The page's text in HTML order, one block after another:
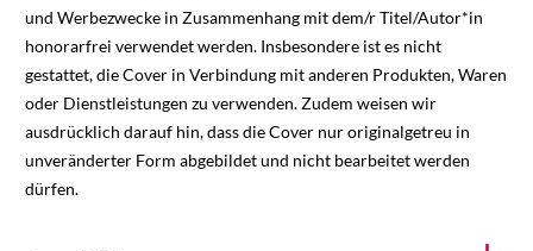
und Werbezwecke in Zusammenhang mit dem/r Titel/Autor*in
honorarfrei verwendet werden. Insbesondere ist es nicht
gestattet, die Cover in Verbindung mit anderen Produkten, Waren
oder Dienstleistungen zu verwenden. Zudem weisen wir
ausdrücklich darauf hin, dass die Cover nur originalgetreu in
unveränderter Form abgebildet und nicht bearbeitet werden
dürfen.